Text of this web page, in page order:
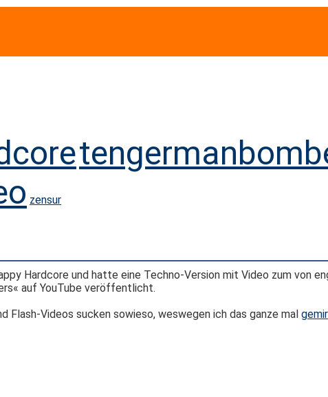
zensur
Hardcore und hatte eine Techno-Version mit Video zum von
auf YouTube veröffentlicht.
Flash-Videos sucken sowieso, weswegen ich das ganze mal